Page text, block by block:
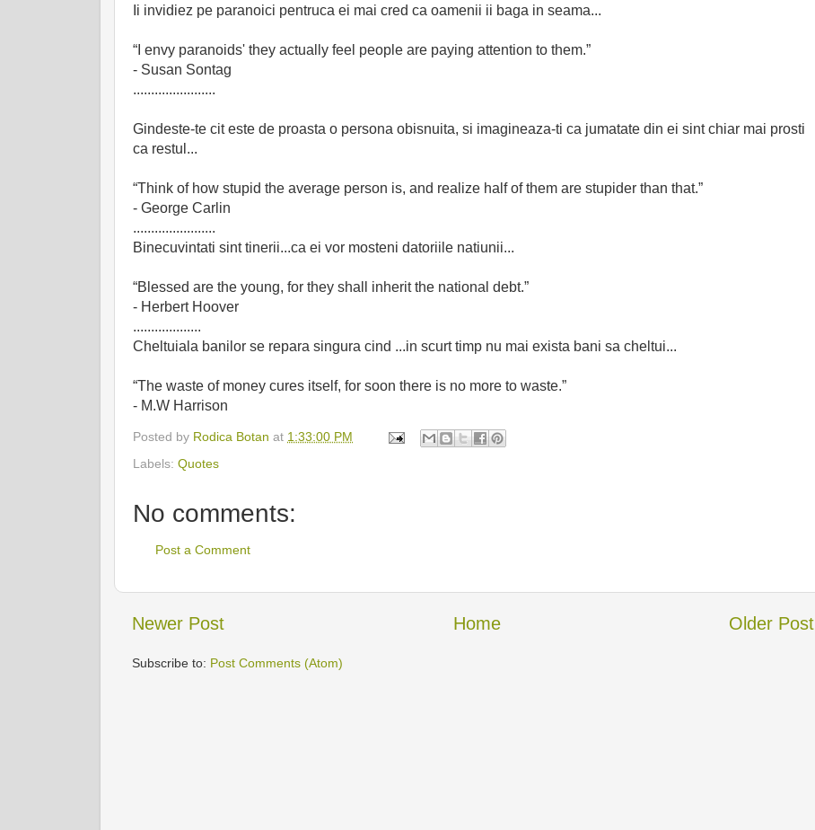
Ii invidiez pe paranoici pentruca ei mai cred ca oamenii ii baga in seama...
“I envy paranoids' they actually feel people are paying attention to them.”
- Susan Sontag
.......................
Gindeste-te cit este de proasta o persona obisnuita, si imagineaza-ti ca jumatate din ei sint chiar mai prosti
ca restul...
“Think of how stupid the average person is, and realize half of them are stupider than that.”
- George Carlin
.......................
Binecuvintati sint tinerii...ca ei vor mosteni datoriile natiunii...
“Blessed are the young, for they shall inherit the national debt.”
- Herbert Hoover
...................
Cheltuiala banilor se repara singura cind ...in scurt timp nu mai exista bani sa cheltui...
“The waste of money cures itself, for soon there is no more to waste.”
- M.W Harrison
Posted by Rodica Botan at 1:33:00 PM
Labels: Quotes
No comments:
Post a Comment
Newer Post Older Post
Home
Subscribe to: Post Comments (Atom)